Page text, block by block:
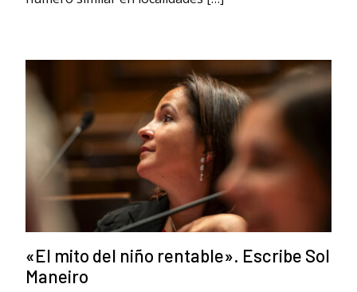
«El mito del niño rentable». Escribe Sol
Maneiro